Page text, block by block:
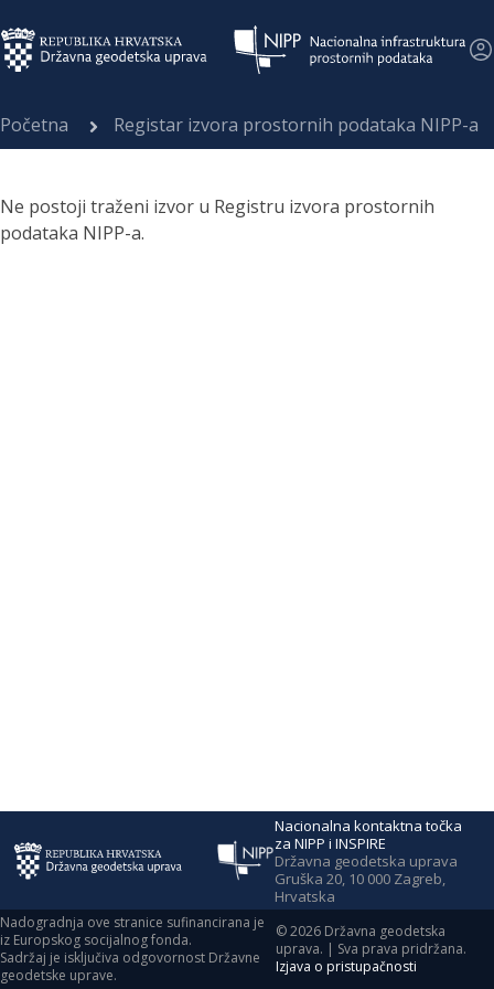
Početna Registar izvora prostornih podataka NIPP-a
Ne postoji traženi izvor u Registru izvora prostornih
podataka NIPP-a.
Nacionalna kontaktna točka
za NIPP i INSPIRE
Državna geodetska uprava
Gruška 20, 10 000 Zagreb,
Hrvatska
Nadogradnja ove stranice sufinancirana je
iz Europskog socijalnog fonda.
Sadržaj je isključiva odgovornost Državne
geodetske uprave.
©2026 Državna geodetska
uprava. | Sva prava pridržana.
Izjava o pristupačnosti